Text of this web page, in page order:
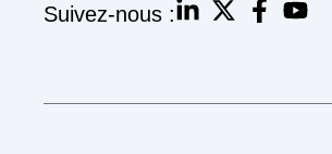
Suivez-nous :